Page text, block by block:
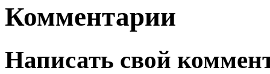
Комментарии
Написать свой